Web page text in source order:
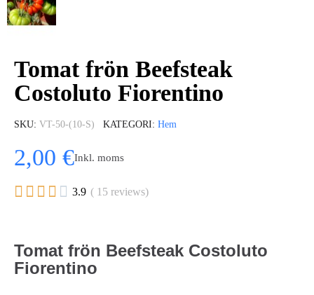
Tomat frön Beefsteak
Costoluto Fiorentino
SKU VT-50-(10-S) KATEGORI Hem
2,00 €Inkl. moms
     3.9 ( 15 reviews)
Tomat frön Beefsteak Costoluto
Fiorentino